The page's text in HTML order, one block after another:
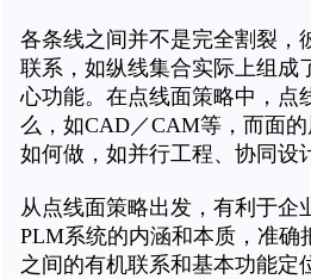
各条线之间并不是完全割裂，
联系，如纵线集合实际上组成
心功能。在点线面策略中，点
么，如CAD／CAM等，而面
如何做，如并行工程、协同设
从点线面策略出发，有利于企
PLM系统的内涵和本质，准确
之间的有机联系和基本功能定